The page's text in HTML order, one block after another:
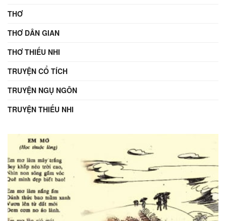
THƠ
THƠ DÂN GIAN
THƠ THIẾU NHI
TRUYỆN CỔ TÍCH
TRUYỆN NGỤ NGÔN
TRUYỆN THIẾU NHI